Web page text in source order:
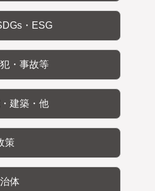
・ESG
・事故等
建築・他
策
体